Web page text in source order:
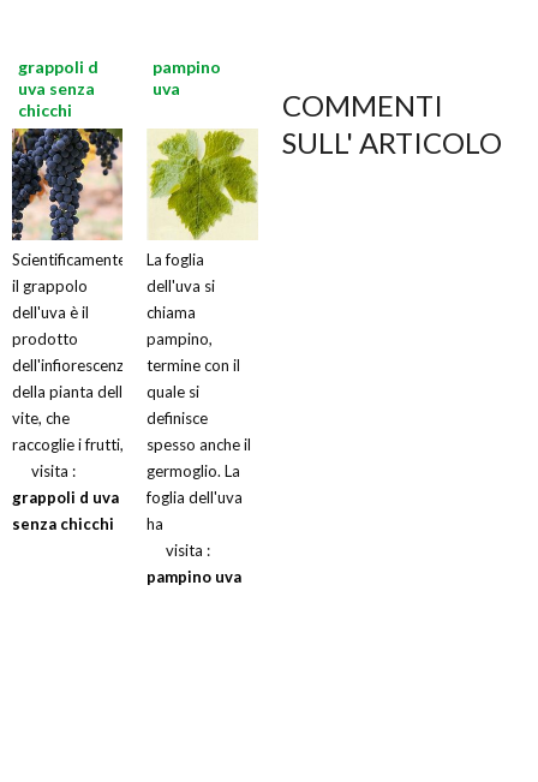
grappoli d
uva senza
chicchi
Scientificamente
il grappolo
dell'uva è il
prodotto
dell'infiorescenza
della pianta della
vite, che
raccoglie i frutti,
visita :
grappoli d uva
senza chicchi
pampino
uva
La foglia
dell'uva si
chiama
pampino,
termine con il
quale si
definisce
spesso anche il
germoglio. La
foglia dell'uva
ha
visita :
pampino uva
COMMENTI
SULL' ARTICOLO